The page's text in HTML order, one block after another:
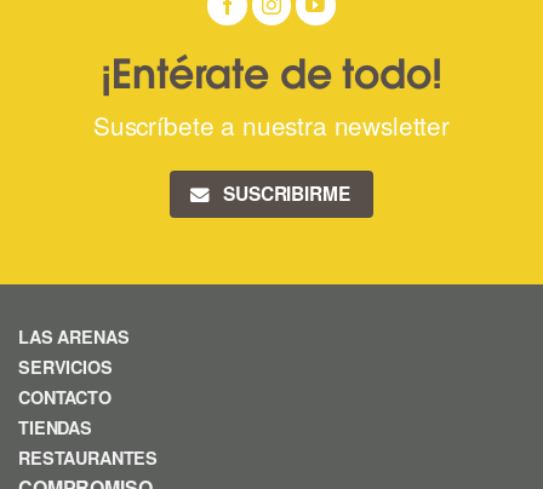
¡Entérate de todo!
Suscríbete a nuestra newsletter
SUSCRIBIRME
LAS ARENAS
SERVICIOS
CONTACTO
TIENDAS
RESTAURANTES